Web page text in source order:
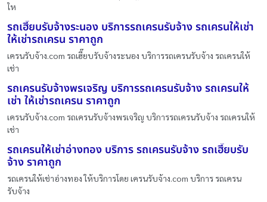
ให
รถเฮี๊ยบรับจ้างระนอง บริการรถเครนรับจ้าง รถเครนให้เช่า
ให้เช่ารถเครน ราคาถูก
เครนรับจ้าง.com รถเฮี๊ยบรับจ้างระนอง บริการรถเครนรับจ้าง รถเครนให้
เช่า
รถเครนรับจ้างพรเจริญ บริการรถเครนรับจ้าง รถเครนให้
เช่า ให้เช่ารถเครน ราคาถูก
เครนรับจ้าง.com รถเครนรับจ้างพรเจริญ บริการรถเครนรับจ้าง รถเครนให้
เช่า
รถเครนให้เช่าอ่างทอง บริการ รถเครนรับจ้าง รถเฮี๊ยบรับ
จ้าง ราคาถูก
รถเครนให้เช่าอ่างทอง ให้บริการโดย เครนรับจ้าง.com บริการ รถเครน
รับจ้าง